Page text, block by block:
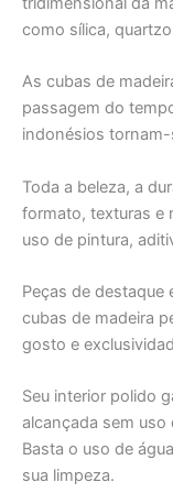
como sílica,
As cubas de
passagem do
indonésios tornam-
Toda a beleza, a
formato, texturas e
uso de pintura,
Peças de destaque
cubas de madeira
gosto e
Seu interior polido
alcançada sem
Basta o uso de
sua limpeza.